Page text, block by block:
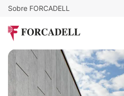
Sobre FORCADELL
PROVENÇA 206
786 m²